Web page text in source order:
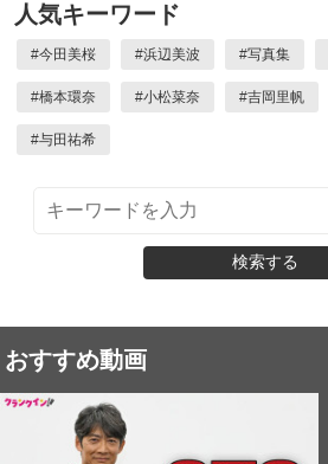
人気キーワード
#今田美桜 #浜辺美波 #写真集
#橋本環奈 #小松菜奈 #吉岡里帆
#与田祐希
検索する
おすすめ動画